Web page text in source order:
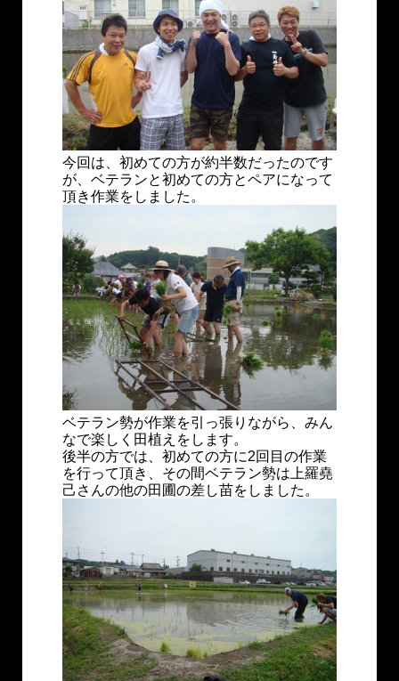
今回は、初めての方が約半数だったのです
が、ベテランと初めての方とペアになって
頂き作業をしました。
ベテラン勢が作業を引っ張りながら、みん
なで楽しく田植えをします。
後半の方では、初めての方に2回目の作業
を行って頂き、その間ベテラン勢は上羅堯
己さんの他の田圃の差し苗をしました。